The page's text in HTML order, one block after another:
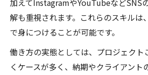
加えてInstagramやYouTubeなどSNS
解も重視されます。これらのスキルは
で身につけることが可能です。
働き方の実態としては、プロジェクト
くケースが多く、納期やクライアント